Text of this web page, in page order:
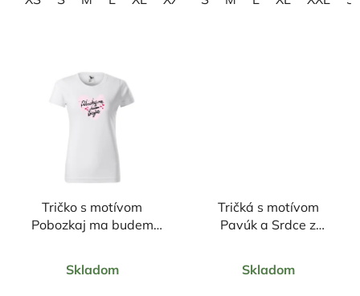
Tričko s motívom
Pobozkaj ma budem
hodnotenie
Skladom
Tričká s motívom
Pavúk a Srdce z
hodnotenie
Skladom